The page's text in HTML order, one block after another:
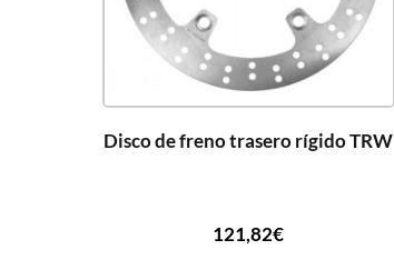
Disco de freno trasero rígido TRW
121,82€